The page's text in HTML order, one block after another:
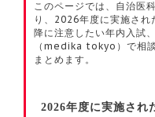
このページでは、自治医
り、2026年度に実施さ
降に注意したい年内入試
（medika tokyo）で相
まとめます。
2026年度に実施され